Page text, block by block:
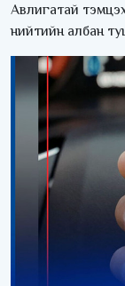
Авлигатай
нийтийн албан